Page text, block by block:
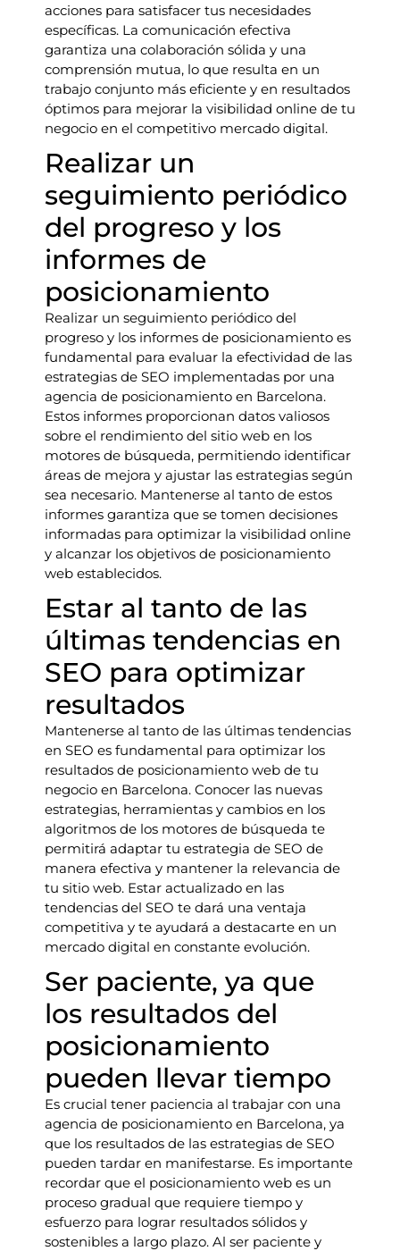
acciones para satisfacer tus necesidades
específicas. La comunicación efectiva
garantiza una colaboración sólida y una
comprensión mutua, lo que resulta en un
trabajo conjunto más eficiente y en resultados
óptimos para mejorar la visibilidad online de tu
negocio en el competitivo mercado digital.
Realizar un
seguimiento periódico
del progreso y los
informes de
posicionamiento
Realizar un seguimiento periódico del
progreso y los informes de posicionamiento es
fundamental para evaluar la efectividad de las
estrategias de SEO implementadas por una
agencia de posicionamiento en Barcelona.
Estos informes proporcionan datos valiosos
sobre el rendimiento del sitio web en los
motores de búsqueda, permitiendo identificar
áreas de mejora y ajustar las estrategias según
sea necesario. Mantenerse al tanto de estos
informes garantiza que se tomen decisiones
informadas para optimizar la visibilidad online
y alcanzar los objetivos de posicionamiento
web establecidos.
Estar al tanto de las
últimas tendencias en
SEO para optimizar
resultados
Mantenerse al tanto de las últimas tendencias
en SEO es fundamental para optimizar los
resultados de posicionamiento web de tu
negocio en Barcelona. Conocer las nuevas
estrategias, herramientas y cambios en los
algoritmos de los motores de búsqueda te
permitirá adaptar tu estrategia de SEO de
manera efectiva y mantener la relevancia de
tu sitio web. Estar actualizado en las
tendencias del SEO te dará una ventaja
competitiva y te ayudará a destacarte en un
mercado digital en constante evolución.
Ser paciente, ya que
los resultados del
posicionamiento
pueden llevar tiempo
Es crucial tener paciencia al trabajar con una
agencia de posicionamiento en Barcelona, ya
que los resultados de las estrategias de SEO
pueden tardar en manifestarse. Es importante
recordar que el posicionamiento web es un
proceso gradual que requiere tiempo y
esfuerzo para lograr resultados sólidos y
sostenibles a largo plazo. Al ser paciente y